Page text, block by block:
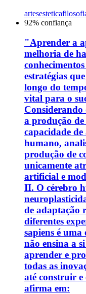
artesestetica
92% confiança
"Aprender a
melhoria de
estratégias
longo do
vital para o
Considerando
a produção de
capacidade
humano,
produção de
unicamente
artificial e
II. O cérebro
de adaptação
diferentes
sapiens é uma
não ensina a
aprender e
todas as
até construir e
afirma em: